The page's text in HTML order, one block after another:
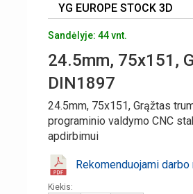
YG EUROPE STOCK 3D
Sandėlyje: 44 vnt.
24.5mm, 75x151,
DIN1897
24.5mm, 75x151, Grąžtas
programinio valdymo CNC
apdirbimui
Rekomenduojami darbo
Kiekis: